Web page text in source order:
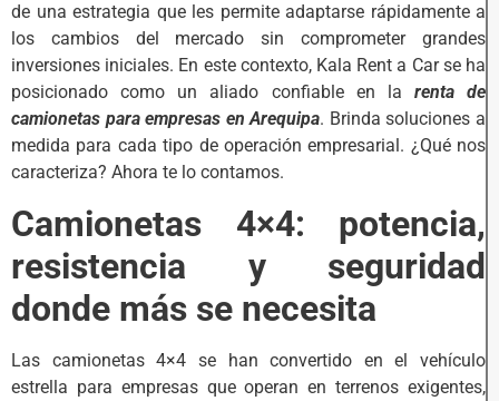
de una estrategia que les permite adaptarse rápidamente a
los cambios del mercado sin comprometer grandes
inversiones iniciales. En este contexto, Kala Rent a Car se ha
posicionado como un aliado confiable en la renta de
camionetas para empresas en Arequipa. Brinda soluciones a
medida para cada tipo de operación empresarial. ¿Qué nos
caracteriza? Ahora te lo contamos.
Camionetas 4×4: potencia,
resistencia y seguridad
donde más se necesita
Las camionetas 4×4 se han convertido en el vehículo
estrella para empresas que operan en terrenos exigentes,